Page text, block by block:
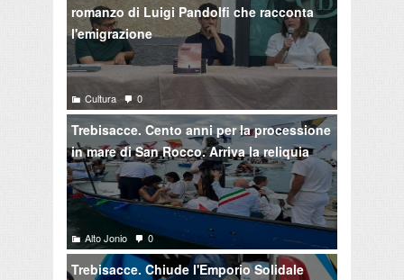
romanzo di Luigi Pandolfi che racconta
l'emigrazione
Cultura 0
Trebisacce. Cento anni per la processione
in mare di San Rocco. Arriva la reliquia
Alto Jonio 0
Trebisacce. Chiude l'Emporio Solidale